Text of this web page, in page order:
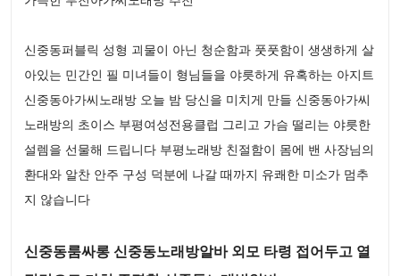
신중동퍼블릭 성형 괴물이 아닌 청순함과 풋풋함이 생생하게 살
아있는 민간인 필 미녀들이 형님들을 야릇하게 유혹하는 아지트
신중동아가씨노래방 오늘 밤 당신을 미치게 만들 신중동아가씨
노래방의 초이스 부평여성전용클럽 그리고 가슴 떨리는 야릇한
설렘을 선물해 드립니다 부평노래방 친절함이 몸에 밴 사장님의
환대와 알찬 안주 구성 덕분에 나갈 때까지 유쾌한 미소가 멈추
지 않습니다
신중동룸싸롱 신중동노래방알바 외모 타령 접어두고 열